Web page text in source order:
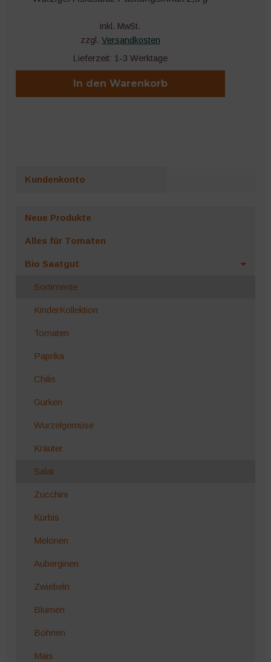
inkl. MwSt.
zzgl. Versandkosten
Lieferzeit: 1-3 Werktage
In den Warenkorb
Kundenkonto
Neue Produkte
Alles für Tomaten
Bio Saatgut
Sortimente
KinderKollektion
Tomaten
Paprika
Chilis
Gurken
Wurzelgemüse
Kräuter
Salat
Zucchini
Kürbis
Melonen
Auberginen
Zwiebeln
Blumen
Bohnen
Mais